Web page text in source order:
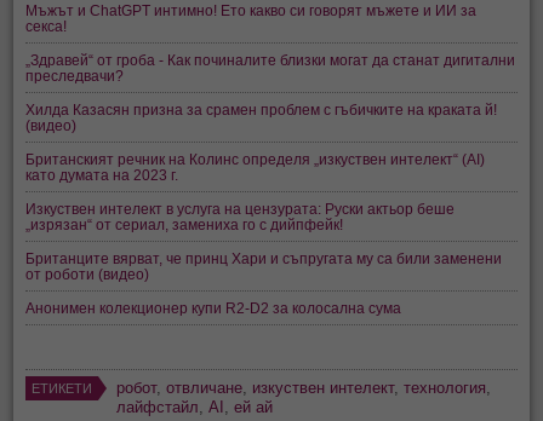
Мъжът и ChatGPT интимно! Ето какво си говорят мъжете и ИИ за
секса!
„Здравей“ от гроба - Как починалите близки могат да станат дигитални
преследвачи?
Хилда Казасян призна за срамен проблем с гъбичките на краката й!
(видео)
Британският речник на Колинс определя „изкуствен интелект“ (AI)
като думата на 2023 г.
Изкуствен интелект в услуга на цензурата: Руски актьор беше
„изрязан“ от сериал, замениха го с дийпфейк!
Британците вярват, че принц Хари и съпругата му са били заменени
от роботи (видео)
Анонимен колекционер купи R2-D2 за колосална сума
ЕТИКЕТИ робот,отвличане изкуствен интелект,технология
лайфстайл ,AI ,ей ай